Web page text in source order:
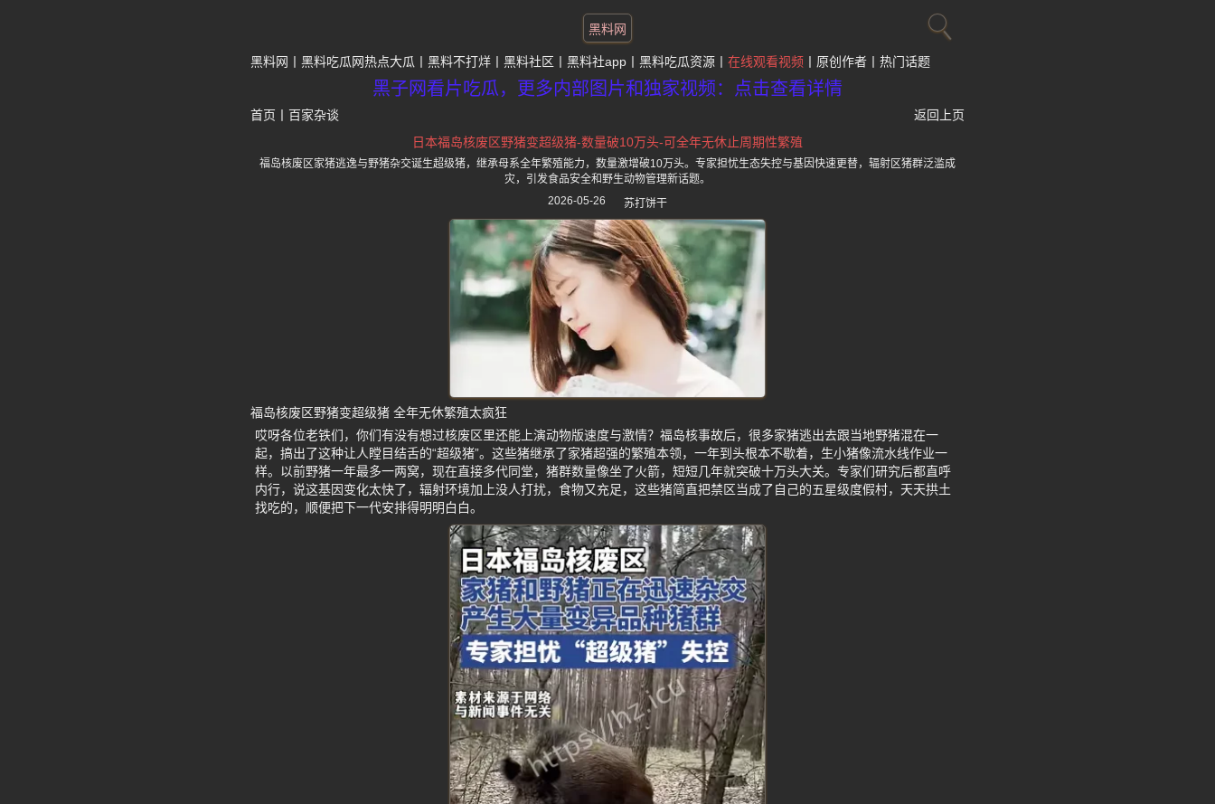
黑料网
黑料网 黑料吃瓜网热点大瓜 黑料不打烊 黑料社区 黑料社app 黑料吃瓜资源 在线观看视频 原创作者 热门话题
黑子网看片吃瓜，更多内部图片和独家视频：点击查看详情
首页 百家杂谈
返回上页
日本福岛核废区野猪变超级猪-数量破10万头-可全年无休止周期性繁殖
福岛核废区家猪逃逸与野猪杂交诞生超级猪，继承母系全年繁殖能力，数量激增破10万头。专家担忧生态失控与基因快速更替，辐射区猪群泛滥成
灾，引发食品安全和野生动物管理新话题。
2026-05-26
苏打饼干
福岛核废区野猪变超级猪 全年无休繁殖太疯狂
哎呀各位老铁们，你们有没有想过核废区里还能上演动物版速度与激情？福岛核事故后，很多家猪逃出去跟当地野猪混在一
起，搞出了这种让人瞠目结舌的“超级猪”。这些猪继承了家猪超强的繁殖本领，一年到头根本不歇着，生小猪像流水线作业一
样。以前野猪一年最多一两窝，现在直接多代同堂，猪群数量像坐了火箭，短短几年就突破十万头大关。专家们研究后都直呼
内行，说这基因变化太快了，辐射环境加上没人打扰，食物又充足，这些猪简直把禁区当成了自己的五星级度假村，天天拱土
找吃的，顺便把下一代安排得明明白白。